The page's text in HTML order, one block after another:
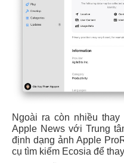
Ngoài ra còn nhiều
Apple News với Trung
định dạng ảnh Apple
cụ tìm kiếm Ecosia để